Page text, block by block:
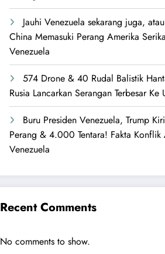
Jauhi Venezuela sekarang juga,
China Memasuki Perang Amerika
Venezuela
574 Drone & 40 Rudal Balistik
Rusia Lancarkan Serangan Terbesar Ke
Buru Presiden Venezuela, Trump
Perang & 4.000 Tentara! Fakta Konflik
Venezuela
Recent Comments
No comments to show.